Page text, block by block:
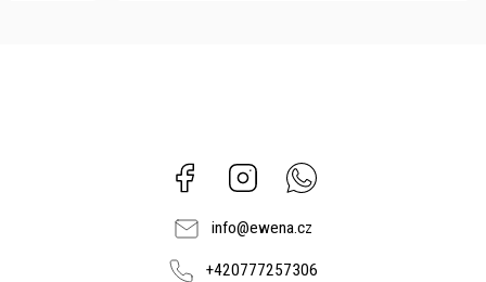
Facebook Instagram
info@ewena.cz
+420777257306